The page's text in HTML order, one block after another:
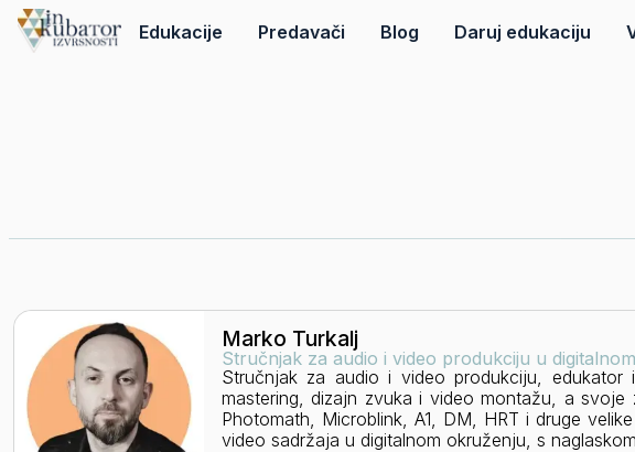
Edukacije Predavači Blog Daruj edukaciju
Marko Turkalj
Stručnjak za audio i video produkciju u
Stručnjak za audio i video produkciju,
mastering, dizajn zvuka i video montažu, a svoje
Photomath, Microblink, A1, DM, HRT i druge
video sadržaja u digitalnom okruženju, s